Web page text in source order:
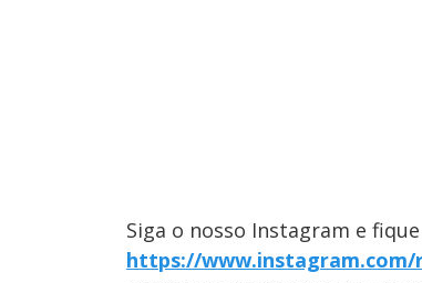
Siga o nosso Instagram e
https://